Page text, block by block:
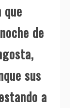
que
de
sus
a